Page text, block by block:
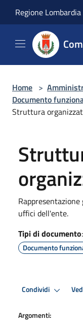
Regione Lombardia
Home >
Documento
Struttura
uffici dell'ente.
Tipi di documento:
Documento
Condividi
Argomenti: